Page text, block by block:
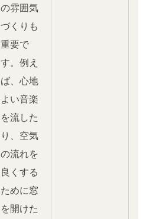
の雰囲気
づくりも
重要で
す。例え
ば、心地
よい音楽
を流した
り、空気
の流れを
良くする
ために窓
を開けた